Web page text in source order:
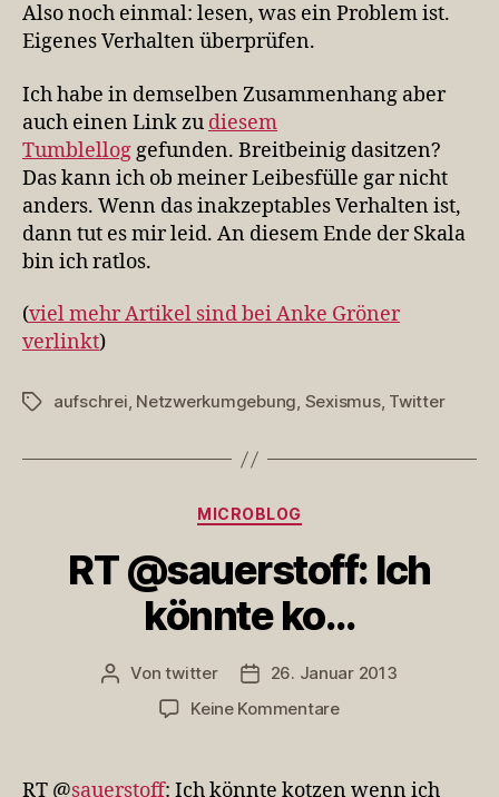
Also noch einmal: lesen, was ein Problem ist.
Eigenes Verhalten überprüfen.
Ich habe in demselben Zusammenhang aber
auch einen Link zu diesem
Tumblellog gefunden. Breitbeinig dasitzen?
Das kann ich ob meiner Leibesfülle gar nicht
anders. Wenn das inakzeptables Verhalten ist,
dann tut es mir leid. An diesem Ende der Skala
bin ich ratlos.
(viel mehr Artikel sind bei Anke Gröner
verlinkt)
Schlagwörter
aufschrei, Netzwerkumgebung, Sexismus, Twitter
Kategorien
MICROBLOG
RT @sauerstoff: Ich
könnte ko…
Beitragsautor
Vontwitter Veröffentlichungsdatum
26. Januar 2013
Keine Kommentarezu
RT @sauerstoff: Ich könnte kotzen wenn ich